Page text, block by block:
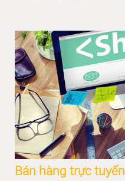
Bán hàng trực tuyến